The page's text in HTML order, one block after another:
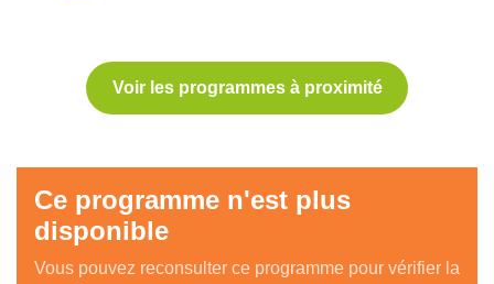
Voir les programmes à proximité
Ce programme n'est plus
disponible
Vous pouvez reconsulter ce programme pour vérifier la